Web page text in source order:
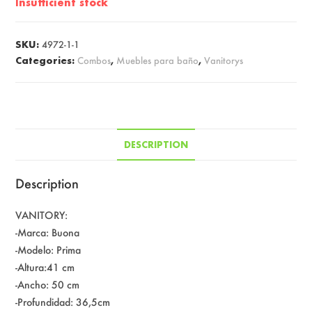
SKU:4972-1-1
Categories: Combos, Muebles para baño,Vanitorys
DESCRIPTION
Description
VANITORY:
-Marca: Buona
-Modelo: Prima
-Altura:41 cm
-Ancho: 50 cm
-Profundidad: 36,5cm